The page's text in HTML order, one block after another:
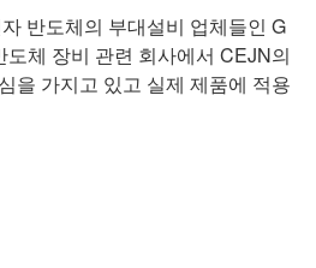
반도체의 부대설비 업체들인 G
체 장비 관련 회사에서 CEJN의
을 가지고 있고 실제 제품에 적용